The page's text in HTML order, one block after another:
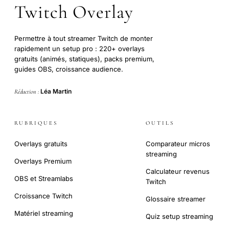
Twitch Overlay
Permettre à tout streamer Twitch de monter
rapidement un setup pro : 220+ overlays
gratuits (animés, statiques), packs premium,
guides OBS, croissance audience.
Rédaction : Léa Martin
RUBRIQUES
Overlays gratuits
Overlays Premium
OBS et Streamlabs
Croissance Twitch
Matériel streaming
OUTILS
Comparateur micros
streaming
Calculateur revenus
Twitch
Glossaire streamer
Quiz setup streaming